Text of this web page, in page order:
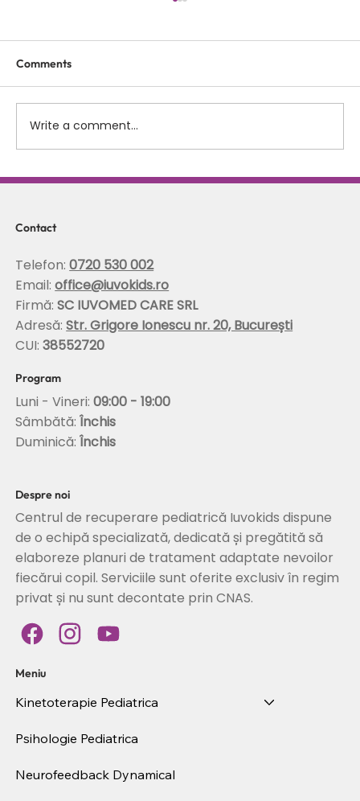
Scolioza la copii: rolul terapiei Schroth in
coloanei
Comments
Write a comment...
Meniu
Kinetoterapie Pediatrica
Psihologie Pediatrica
Neurofeedback Dynamical
Despre noi
Centrul de recuperare pediatrică Iuvokids dispune
de o echipă specializată, dedicată și pregătită să
elaboreze planuri de tratament adaptate nevoilor
fiecărui copil. Serviciile sunt oferite exclusiv în regim
privat și nu sunt decontate prin CNAS.
Program
Luni - Vineri:09:00 - 19:00
Sâmbătă:Închis
Duminică: Închis
Contact
Telefon:0720 530 002
Email:office@iuvokids.ro
Firmă:SC IUVOMED CARE SRL
Adresă:Str. Grigore Ionescu nr. 20, București
CUI:38552720